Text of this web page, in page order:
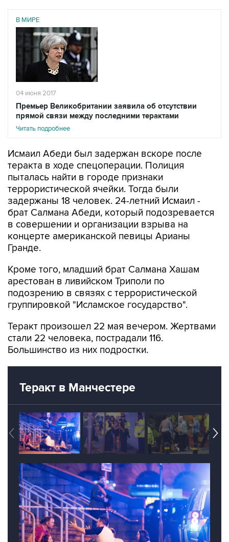
В МИРЕ
04 июня 2017
Премьер Великобритании заявила об отсутствии
прямой связи между последними терактами
Читать подробнее
Исмаил Абеди был задержан вскоре после
теракта в ходе спецоперации. Полиция
пыталась найти в городе признаки
террористической ячейки. Тогда были
задержаны 18 человек. 24-летний Исмаил -
брат Салмана Абеди, который подозревается
в совершении и организации взрыва на
концерте американской певицы Арианы
Гранде.
Кроме того, младший брат Салмана Хашам
арестован в ливийском Триполи по
подозрению в связях с террористической
группировкой "Исламское государство".
Теракт произошел 22 мая вечером. Жертвами
стали 22 человека, пострадали 116.
Большинство из них подростки.
Теракт в Манчестере